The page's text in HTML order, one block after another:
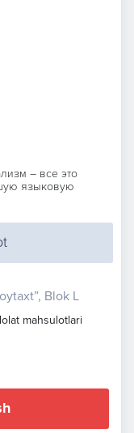
– все это
языковую
Blok L
mahsulotlari